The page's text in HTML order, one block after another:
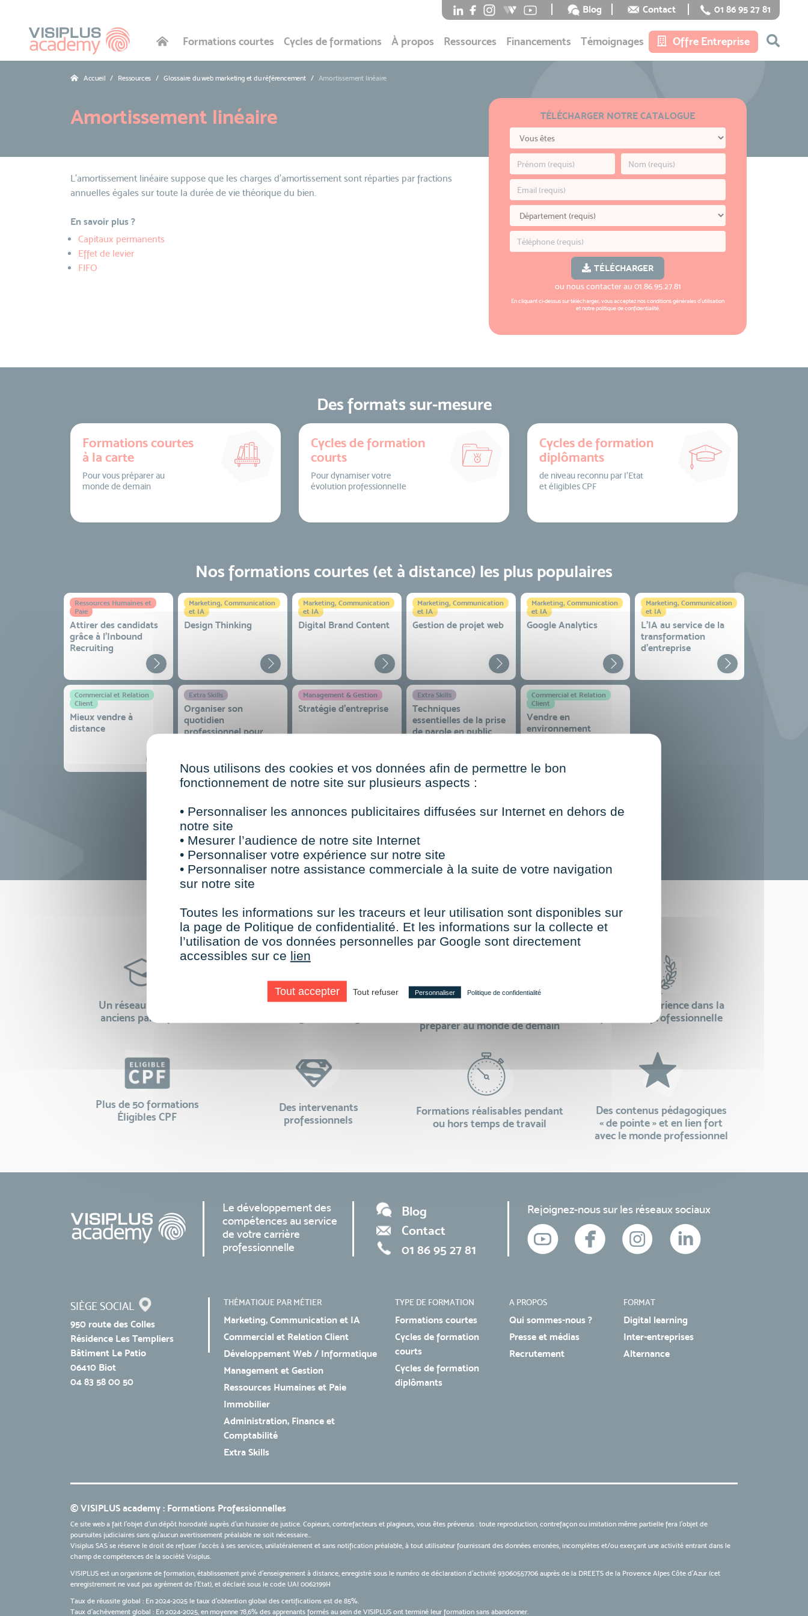
Blog Contact 01 86 95 27 81
Formations courtes Cycles de formations À propos Ressources Financements Témoignages Offre Entreprise
Accueil Ressources Glossaire du web marketing et du référencement Amortissement linéaire
Amortissement linéaire TÉLÉCHARGER NOTRE CATALOGUE
TÉLÉCHARGER
ou nous contacter au 01.86.95.27.81
En cliquant ci-dessus sur télécharger, vous acceptez nosconditions générales d'utilisation
et notrepolitique de confidentialité.
L'amortissement linéaire suppose que les charges d'amortissement sont réparties par fractions
annuelles égales sur toute la durée de vie théorique du bien.
En savoir plus ?
Capitaux permanents
Effet de levier
FIFO
Des formats sur-mesure
Formations courtes
à la carte
Pour vous préparer au
monde de demain
Cycles de formation
courts
Pour dynamiser votre
évolution professionnelle
Cycles de formation
diplômants
de niveau reconnu par l’Etat
et éligibles CPF
Nos formations courtes (et à distance) les plus populaires
Ressources Humaines et
Paie
Attirer des candidats
grâce à l’Inbound
Recruiting
Marketing, Communication
et IA
Design Thinking
Marketing, Communication
et IA
Digital Brand Content
Marketing, Communication
et IA
Gestion de projet web
Marketing, Communication
et IA
Google Analytics
Marketing, Communication
et IA
L'IA au service de la
transformation
d'entreprise
Commercial et Relation
Client
Mieux vendre à
distance
Extra Skills
Organiser son
quotidien
professionnel pour
Management & Gestion
Stratégie d’entreprise
Extra Skills
Techniques
essentielles de la prise
de parole en public
Commercial et Relation
Client
Vendre en
environnement
TOUTES NOS FORMATIONS COURTES
Faire le choix de VISIPLUS academy c’est
Un réseau de 22 000
anciens participants
100% des formations réalisables
préparer au monde de demain
24 ans d'expérience dans la
formation professionnelle
Plus de 50 formations
Éligibles CPF
Des intervenants
professionnels
Formations réalisables pendant
ou hors temps de travail
Des contenus pédagogiques
« de pointe » et en lien fort
avec le monde professionnel
Le développement des
compétences au service
de votre carrière
professionnelle
Blog
Contact
01 86 95 27 81
Rejoignez-nous sur les réseaux sociaux
SIÈGE SOCIAL
950 route des Colles
Résidence Les Templiers
Bâtiment Le Patio
06410 Biot
04 83 58 00 50
THÉMATIQUE PAR MÉTIER
Marketing, Communication et IA
Commercial et Relation Client
Développement Web / Informatique
Management et Gestion
Ressources Humaines et Paie
Immobilier
Administration, Finance et
Comptabilité
Extra Skills
TYPE DE FORMATION
Formations courtes
Cycles de formation
courts
Cycles de formation
diplômants
A PROPOS
Qui sommes-nous ?
Presse et médias
Recrutement
FORMAT
Digital learning
Inter-entreprises
Alternance
© VISIPLUS academy : Formations Professionnelles
Ce site web a fait l'objet d'un dépôt horodaté auprès d'un huissier de justice. Copieurs, contrefacteurs et plagieurs, vous êtes prévenus : toute reproduction, contrefaçon ou imitation même partielle fera l'objet de
poursuites judiciaires sans qu’aucun avertissement préalable ne soit nécessaire...
Visiplus SAS se réserve le droit de refuser l'accès à ses services, unilatéralement et sans notification préalable, à tout utilisateur fournissant des données erronées, incomplètes et/ou exerçant une activité entrant dans le
champ de compétences de la société Visiplus.
VISIPLUS est un organisme de formation, établissement privé d’enseignement à distance, enregistré sous le numéro de déclaration d’activité 93060557706 auprès de la DREETS de la Provence Alpes Côte d’Azur (cet
enregistrement ne vaut pas agrément de l’Etat), et déclaré sous le code UAI 0062199H
Taux de réussite global : En 2024-2025 le taux d'obtention global des certifications est de 85%.
Taux d’achèvement global : En 2024-2025, en moyenne 78,6% des apprenants formés au sein de VISIPLUS ont terminé leur formation sans abandonner.
Nous utilisons des cookies et vos données afin de permettre le bon
fonctionnement de notre site sur plusieurs aspects :
• Personnaliser les annonces publicitaires diffusées sur Internet en dehors de
notre site
• Mesurer l’audience de notre site Internet
• Personnaliser votre expérience sur notre site
• Personnaliser notre assistance commerciale à la suite de votre navigation
sur notre site
Toutes les informations sur les traceurs et leur utilisation sont disponibles sur
la page de Politique de confidentialité. Et les informations sur la collecte et
l’utilisation de vos données personnelles par Google sont directement
accessibles sur ce lien
Tout accepter Tout refuser Personnaliser Politique de confidentialité